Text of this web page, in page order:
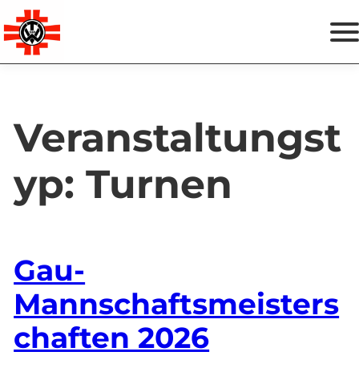
Zum
Inhalt
springen
Vereinsshop
Instagram
Veranstaltungst
yp:Turnen
Gau-
Mannschaftsmeisters
chaften 2026